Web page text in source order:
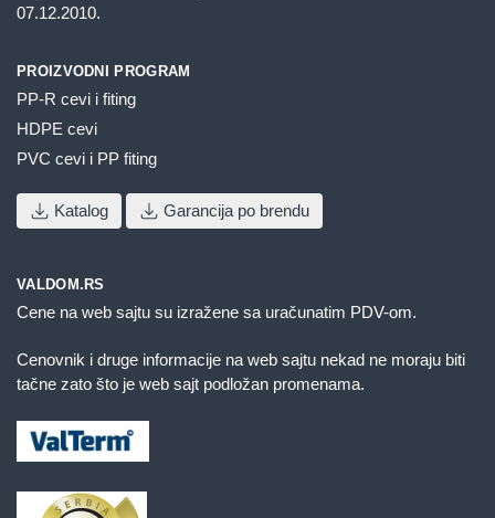
07.12.2010.
PROIZVODNI PROGRAM
PP-R cevi i fiting
HDPE cevi
PVC cevi i PP fiting
Katalog Garancija po brendu
VALDOM.RS
Cene na web sajtu su izražene sa uračunatim PDV-om.
Cenovnik i druge informacije na web sajtu nekad ne moraju biti
tačne zato što je web sajt podložan promenama.